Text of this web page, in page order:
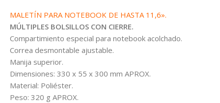
MALETÍN PARA NOTEBOOK DE HASTA 11,6».
MÚLTIPLES BOLSILLOS CON CIERRE.
Compartimiento especial para notebook acolchado.
Correa desmontable ajustable.
Manija superior.
Dimensiones: 330 x 55 x 300 mm APROX.
Material: Poliéster.
Peso: 320 g APROX.